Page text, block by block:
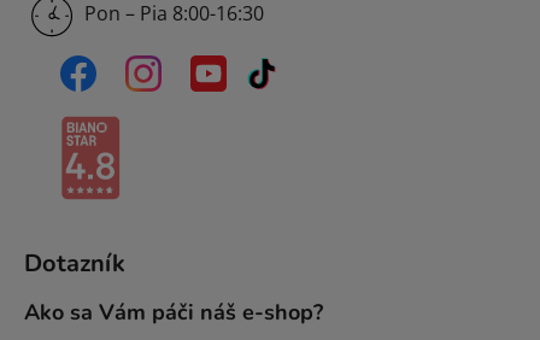
Pon – Pia 8:00-16:30
Dotazník
Ako sa Vám páči náš e-shop?